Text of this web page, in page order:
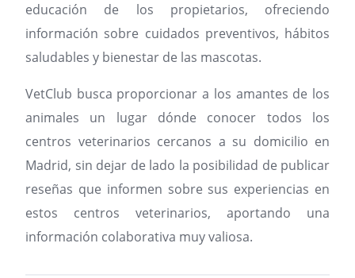
educación de los propietarios, ofreciendo
información sobre cuidados preventivos, hábitos
saludables y bienestar de las mascotas.
VetClub busca proporcionar a los amantes de los
animales un lugar dónde conocer todos los
centros veterinarios cercanos a su domicilio en
Madrid, sin dejar de lado la posibilidad de publicar
reseñas que informen sobre sus experiencias en
estos centros veterinarios, aportando una
información colaborativa muy valiosa.